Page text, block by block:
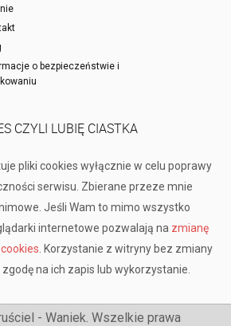
o bezpieczeństwie i
CZYLI LUBIĘ CIASTKA
pliki cookies wyłącznie w celu poprawy
serwisu. Zbierane przeze mnie
Jeśli Wam to mimo wszystko
internetowe pozwalają na zmianę
. Korzystanie z witryny bez zmiany
na ich zapis lub wykorzystanie.
- Waniek. Wszelkie prawa